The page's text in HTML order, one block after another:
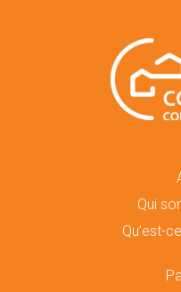
Qui
Qu’est-